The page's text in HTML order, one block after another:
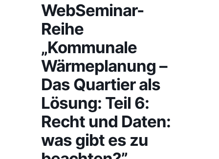
WebSeminar-
Reihe
„Kommunale
Wärmeplanung –
Das Quartier als
Lösung: Teil 6:
Recht und Daten:
was gibt es zu